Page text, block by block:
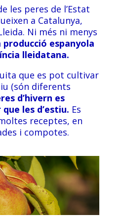
les peres de l’Estat
a Catalunya,
Ni més ni menys
producció espanyola
lleidatana.
que es pot cultivar
(són diferents
d’hivern es
les d’estiu. Es
receptes, en
i compotes.